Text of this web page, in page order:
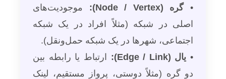
•گره (Node / Vertex):
موجودیت‌های
اصلی در شبکه (مثلاً افراد در یک شبکه
اجتماعی، شهرها در یک شبکه حمل‌ونقل).
• یال (Edge / Link):
ارتباط یا رابطه بین
دو گره (مثلاً دوستی، پرواز مستقیم، لینک